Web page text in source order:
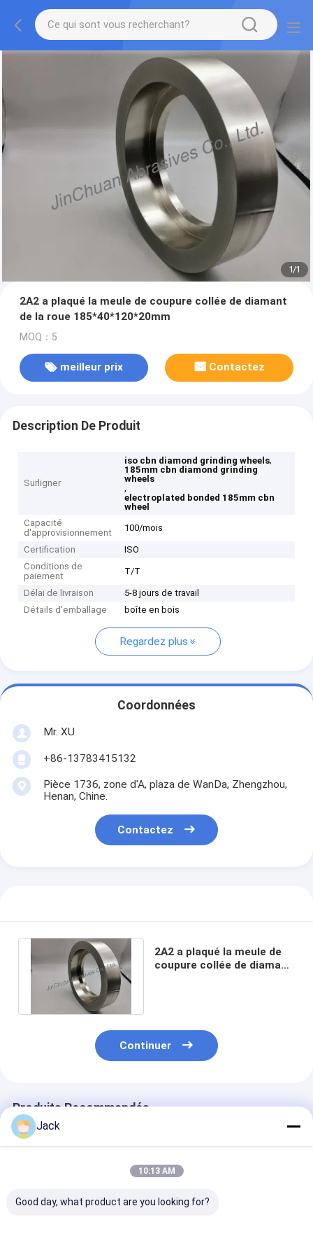
1/1
2A2 a plaqué la meule de coupure collée de diamant
de la roue 185*40*120*20mm
MOQ：5
meilleur prix Contactez
Description De Produit
Surligner
iso cbn diamond grinding wheels,
185mm cbn diamond grinding
wheels
,
electroplated bonded 185mm cbn
wheel
Capacité
d'approvisionnement
100/mois
Certification
ISO
Conditions de
paiement
T/T
Délai de livraison
5-8 jours de travail
Détails d'emballage
boîte en bois
Regardez plus
Coordonnées
Mr. XU
+86-13783415132
Pièce 1736, zone d'A, plaza de WanDa, Zhengzhou,
Henan, Chine.
Contactez
2A2 a plaqué la meule de
coupure collée de diamant
Continuer
Produits Recommandés
Jack
10:13 AM
Good day, what product are you looking for?